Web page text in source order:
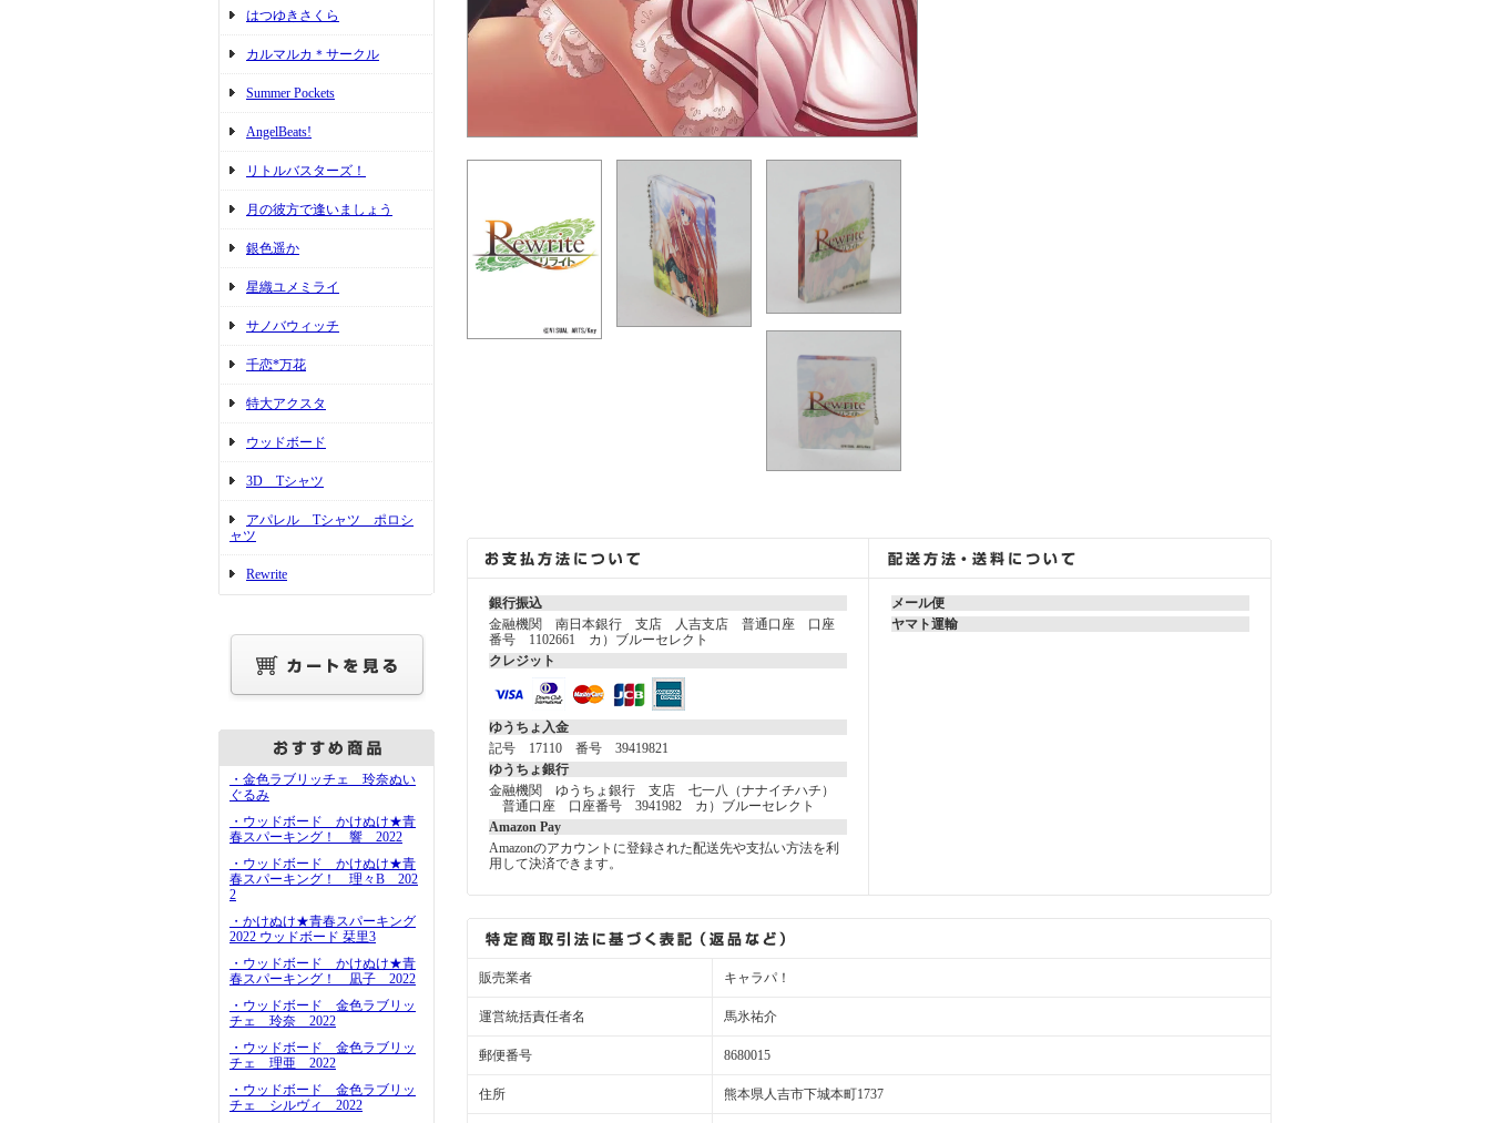
はつゆきさくら
カルマルカ＊サークル
Summer Pockets
AngelBeats!
リトルバスターズ！
月の彼方で逢いましょう
銀色遥か
星織ユメミライ
サノバウィッチ
千恋*万花
特大アクスタ
ウッドボード
3D Tシャツ
アパレル Tシャツ ポロシ
ャツ
Rewrite
・金色ラブリッチェ 玲奈ぬい
ぐるみ
・ウッドボード かけぬけ★青
春スパーキング！ 響 2022
・ウッドボード かけぬけ★青
春スパーキング！ 理々B 202
2
・かけぬけ★青春スパーキング
2022 ウッドボード 栞里3
・ウッドボード かけぬけ★青
春スパーキング！ 凪子 2022
・ウッドボード 金色ラブリッ
チェ 玲奈 2022
・ウッドボード 金色ラブリッ
チェ 理亜 2022
・ウッドボード 金色ラブリッ
チェ シルヴィ 2022
銀行振込
金融機関 南日本銀行 支店 人吉支店 普通口座 口座
番号 1102661 カ）ブルーセレクト
クレジット
ゆうちょ入金
記号 17110 番号 39419821
ゆうちょ銀行
金融機関 ゆうちょ銀行 支店 七一八（ナナイチハチ）
普通口座 口座番号 3941982 カ）ブルーセレクト
Amazon Pay
Amazonのアカウントに登録された配送先や支払い方法を利
用して決済できます。
メール便
ヤマト運輸
販売業者 キャラパ！
運営統括責任者名 馬氷祐介
郵便番号 8680015
住所 熊本県人吉市下城本町1737